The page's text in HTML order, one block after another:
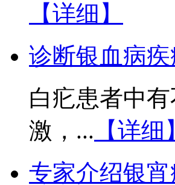
【详细】
诊断银血病
白疕患者中
激，... 【详细】
专家介绍银